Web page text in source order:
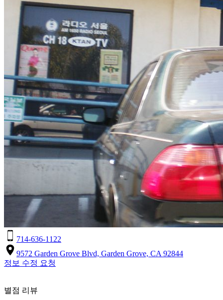
714-636-1122
9572 Garden Grove Blvd, Garden Grove, CA 92844
정보 수정 요청
별점 리뷰